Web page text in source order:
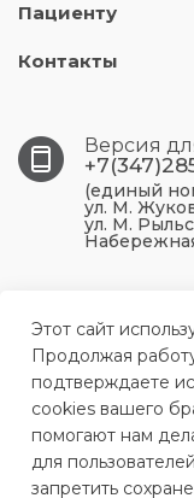
Пациенту
Контакты
Версия
(единый
ул. М.
ул. М.
Жукова, 4/1
ГБУЗ РБ
Этот сайт
Продолжая
подтверждаете
cookies вашего
помогают нам
для
запретить